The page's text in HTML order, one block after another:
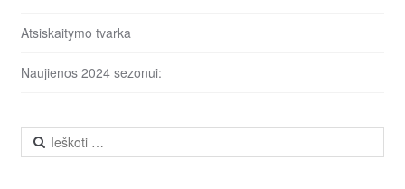
Atsiskaitymo tvarka
Naujienos 2024 sezonui:
Ieškoti: